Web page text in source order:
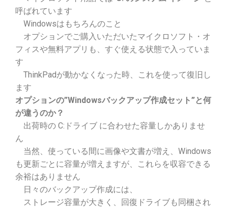
呼ばれています
Windowsはもちろんのこと
オプションでご購入いただいたマイクロソフト・オ
フィスや無料アプリも、すぐ使える状態で入っていま
す
ThinkPadが動かなくなった時、これを使って復旧し
ます
オプションの”Windowsバックアップ作成セット”と何
が違うのか？
出荷時の C:ドライブ に合わせた容量しかありませ
ん
当然、使っている間に画像や文書が増え、Windows
も更新ごとに容量が増えますが、これらを収容できる
余裕はありません
日々のバックアップ作成には、
ストレージ容量が大きく、回復ドライブも同梱され